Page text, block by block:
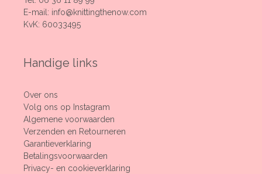
E-mail: info@knittingthenow.com
KvK: 60033495
Handige links
Over ons
Volg ons op Instagram
Algemene voorwaarden
Verzenden en Retourneren
Garantieverklaring
Betalingsvoorwaarden
Privacy- en cookieverklaring